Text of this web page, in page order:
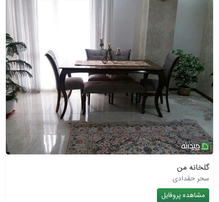
گلخانه من
سحر حقدادی
مشاهده پروفایل